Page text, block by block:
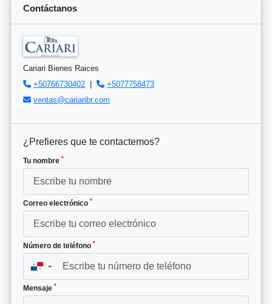
Contáctanos
Cariari Bienes Raices
+50766730402 |
+5077758473
ventas@cariaribr.com
¿Prefieres que te contactemos?
Tu nombre *
Correo electrónico *
Número de teléfono *
▼
Mensaje *